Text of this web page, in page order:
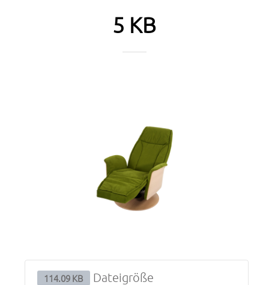
5 KB
114.09 KB Dateigröße